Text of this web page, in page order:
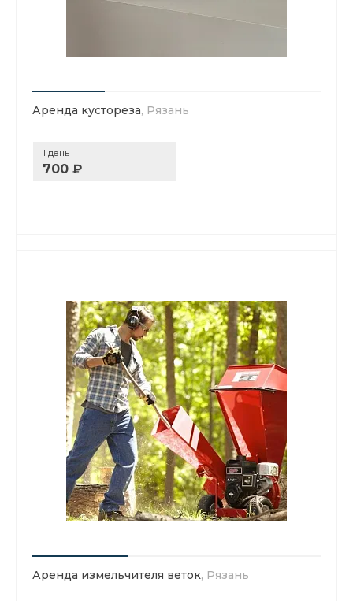
Аренда кустореза, Рязань
1 день
700 ₽
Аренда измельчителя веток, Рязань